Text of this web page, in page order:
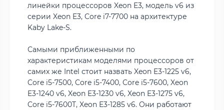
линейки процессоров Xeon E3, модель v6 из
серии Xeon E3, Core i7-7700 на архитектуре
Kaby Lake-S.
Самыми приближенными по
характеристикам моделями процессоров от
самих же Intel стоит назвать Xeon E3-1225 v6,
Core i5-7500, Core i5-7400, Core i5-7600, Xeon
E3-1240 v6, Xeon E3-1230 v6, Xeon E3-1275 v6,
Core i5-7600T, Xeon E3-1285 v6. Они работают